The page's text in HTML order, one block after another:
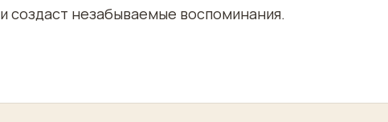
и создаст незабываемые воспоминания.